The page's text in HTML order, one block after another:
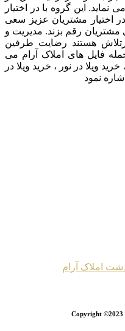
این گروه با در اختیار
اختیار مشتریان عزیز سعی
مشتریان رقم بزند. مدیریت و
هستند رضایت طرفین
فایل های املاک آرام می
ویلا در نور ، خرید ویلا در
نمود
املاک آرام